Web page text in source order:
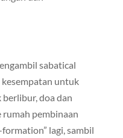
sabatical
kesempatan untuk
doa dan
rumah pembinaan
lagi, sambil